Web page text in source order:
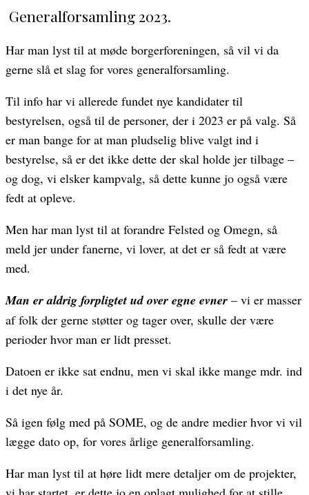
Generalforsamling 2023.
Har man lyst til at møde borgerforeningen, så vil vi da
gerne slå et slag for vores generalforsamling.
Til info har vi allerede fundet nye kandidater til
bestyrelsen, også til de personer, der i 2023 er på valg. Så
er man bange for at man pludselig blive valgt ind i
bestyrelse, så er det ikke dette der skal holde jer tilbage –
og dog, vi elsker kampvalg, så dette kunne jo også være
fedt at opleve.
Men har man lyst til at forandre Felsted og Omegn, så
meld jer under fanerne, vi lover, at det er så fedt at være
med.
Man er aldrig forpligtet ud over egne evner – vi er masser
af folk der gerne støtter og tager over, skulle der være
perioder hvor man er lidt presset.
Datoen er ikke sat endnu, men vi skal ikke mange mdr. ind
i det nye år.
Så igen følg med på SOME, og de andre medier hvor vi vil
lægge dato op, for vores årlige generalforsamling.
Har man lyst til at høre lidt mere detaljer om de projekter,